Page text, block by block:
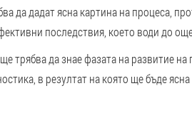
да дадат ясна картина на процеса,
последствия, което води до
трябва да знае фазата на развитие
в резултат на която ще бъде